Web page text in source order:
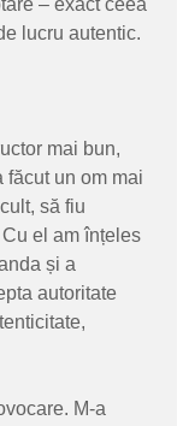
– exact ceea
lucru autentic.
mai bun,
făcut un om mai
să fiu
el am înțeles
și a
autoritate
M-a